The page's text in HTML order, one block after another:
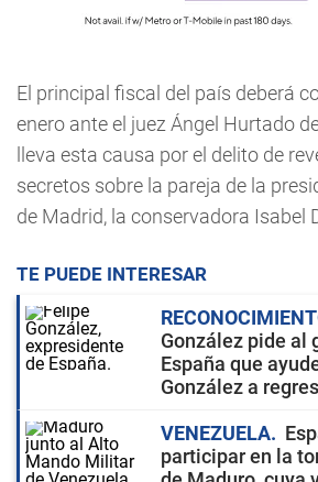
El principal fiscal del país deberá
enero ante el juez Ángel Hurtado
lleva esta causa por el delito de
secretos sobre la pareja de la
de Madrid, la conservadora Isabel
TE PUEDE INTERESAR
González pide al
España que
González a
VENEZUELA
participar en la